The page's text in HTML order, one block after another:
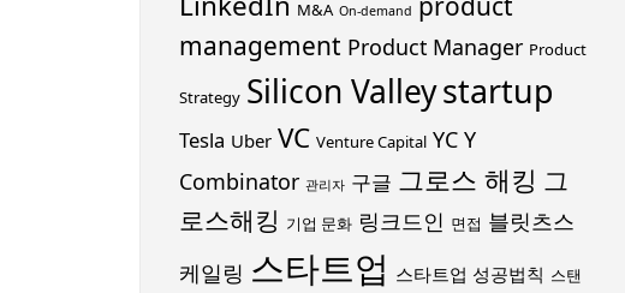
M&A On-demand
management Product Manager Product
Strategy Silicon Valleystartup
Tesla Uber VC Venture Capital YC Y
Combinator 관리자 구글 그로스 해킹 그
로스해킹 기업 문화 링크드인 면접 블릿츠스
케일링 스타트업 스타트업 성공법칙 스탠